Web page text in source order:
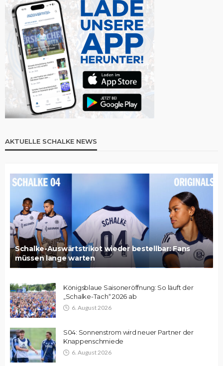
AKTUELLE SCHALKE NEWS
Schalke-Auswärtstrikot wieder bestellbar: Fans
müssen lange warten
Königsblaue Saisoneröffnung: So läuft der
„Schalke-Tach“ 2026 ab
6. August 2026
S04: Sonnenstrom wird neuer Partner der
Knappenschmiede
6. August 2026